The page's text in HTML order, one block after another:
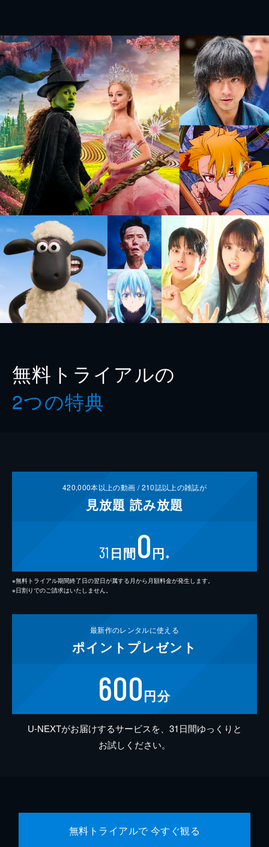
無料トライアルの
2つの特典
420,000本以上の動画 /210誌以上の雑誌が
見放題 読み放題
31 日間0円 ※
※無料トライアル期間終了日の翌日が属する月から月額料金が発生します。
※日割りでのご請求はいたしません。
最新作のレンタルに使える
ポイント プレゼント
600円分
U-NEXTがお届けするサービスを、31日間ゆっくりと
お試しください。
無料トライアルで 今すぐ観る